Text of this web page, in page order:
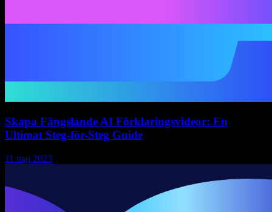
Skapa Fängslande AI Förklaringsvideor: En
Ultimat Steg-för-Steg Guide
11 maj 2023